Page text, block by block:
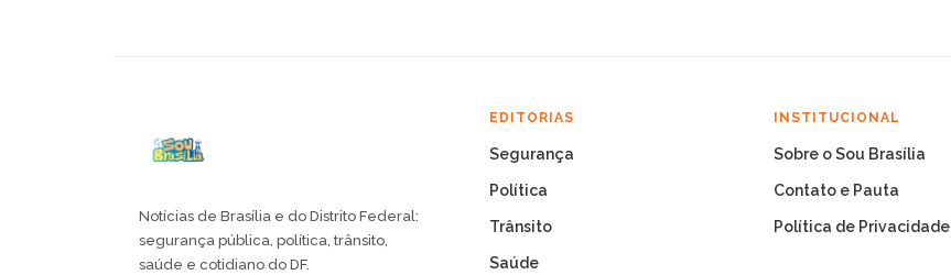
Notícias de Brasília e do Distrito Federal:
segurança pública, política, trânsito,
saúde e cotidiano do DF.
EDITORIAS
Segurança
Política
Trânsito
Saúde
INSTITUCIONAL
Sobre o Sou Brasília
Contato e Pauta
Política de Privacidade